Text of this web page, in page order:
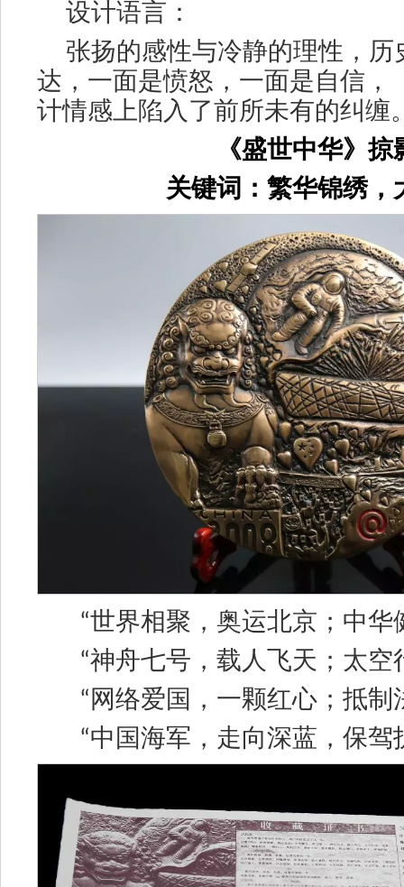
设计语言：
张扬的感性与冷静的理性，历
达，一面是愤怒，一面是自信，
计情感上陷入了前所未有的纠缠
《盛世中华》掠
关键词：繁华锦绣，
“世界相聚，奥运北京；中华
“神舟七号，载人飞天；太空
“ 网络爱国，一颗红心；抵制
“中国海军，走向深蓝，保驾